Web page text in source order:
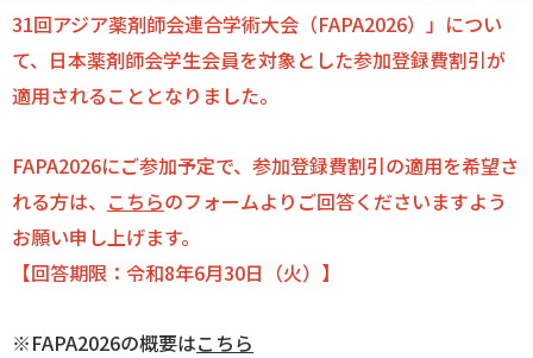
入会のご案内
31回アジア薬剤師会連合学術大会（FAPA2026）」につい
て、日本薬剤師会学生会員を対象とした参加登録費割引が
適用されることとなりました。
FAPA2026にご参加予定で、参加登録費割引の適用を希望さ
れる方は、 こちらのフォームよりご回答くださいますよう
お願い申し上げます。
【回答期限：令和8年6月30日（火）】
※FAPA2026の概要はこちら